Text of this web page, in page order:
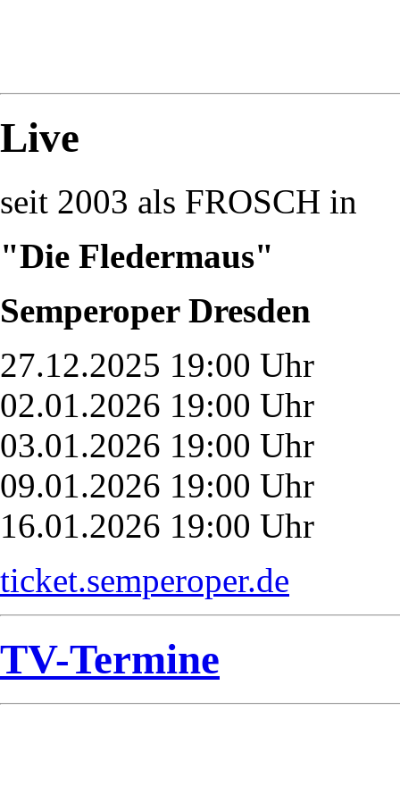
Live
seit 2003 als FROSCH in
"Die Fledermaus"
Semperoper Dresden
27.12.2025 19:00 Uhr
02.01.2026 19:00 Uhr
03.01.2026 19:00 Uhr
09.01.2026 19:00 Uhr
16.01.2026 19:00 Uhr
ticket.semperoper.de
TV-Termine